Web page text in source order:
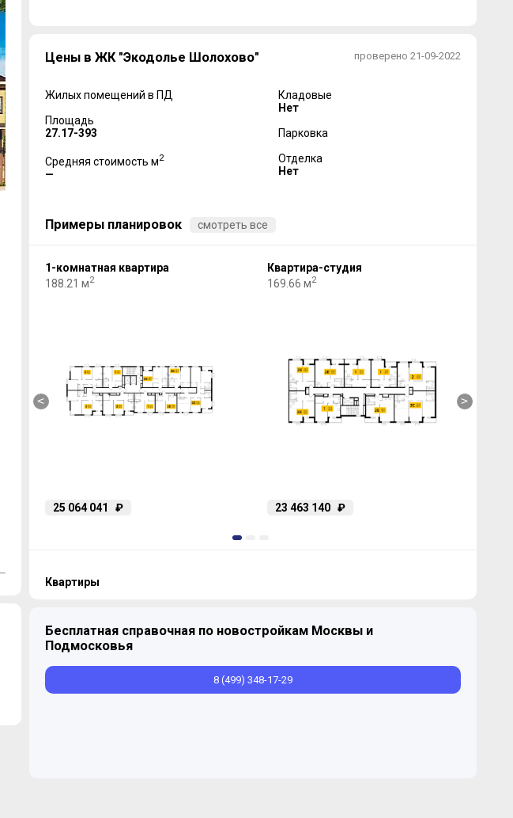
проверено 21-09-2022
Цены в ЖК "Экодолье Шолохово"
Жилых помещений в ПД
Площадь
27.17-393
Средняя стоимость м2
—
Кладовые
Нет
Парковка
Отделка
Нет
Примеры планировок смотреть все
<
1-комнатная квартира
188.21 м2
25 064 041 ₽
Квартира-студия
169.66 м2
23 463 140 ₽
>
1
Квартиры
Студия
1 предложение 27,17-30,37 м
Бесплатная справочная по новостройкам Москвы и
Подмосковья
8 (499) 348-17-29